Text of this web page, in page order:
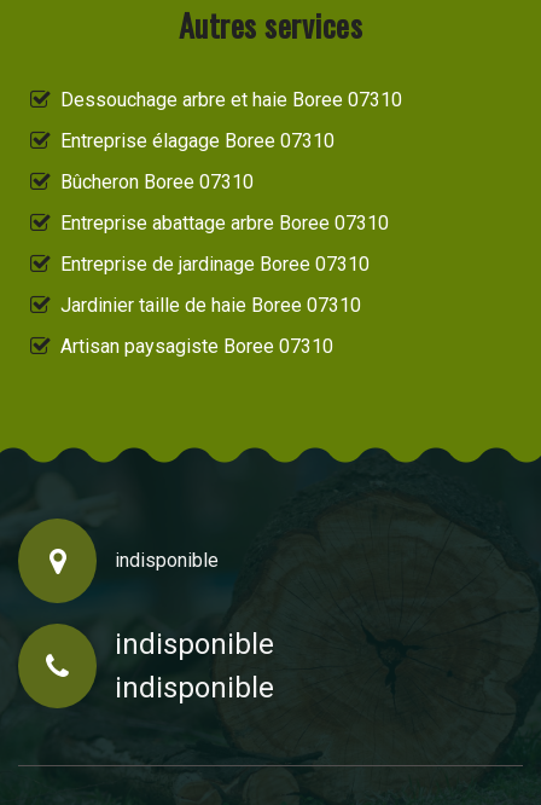
Autres services
Dessouchage arbre et haie Boree 07310
Entreprise élagage Boree 07310
Bûcheron Boree 07310
Entreprise abattage arbre Boree 07310
Entreprise de jardinage Boree 07310
Jardinier taille de haie Boree 07310
Artisan paysagiste Boree 07310
indisponible
indisponible
indisponible